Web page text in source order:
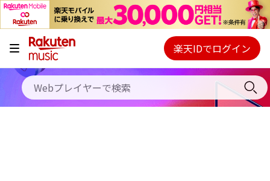
キャンペーン
料金プラン
使い方
Webプレイヤー
ご契約内容の確認・変更
楽天IDでログイン